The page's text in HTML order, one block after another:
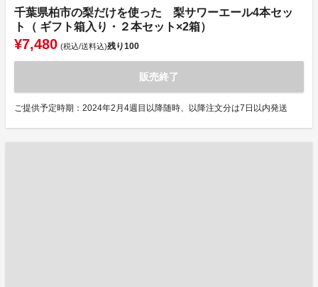
千葉県柏市の梨だけを使った 梨サワーエール4本セッ
ト（ ギフト箱入り・２本セット×2箱）
¥7,480 (税込/送料込)残り100
販売終了
ご提供予定時期：2024年2月4週目以降随時、以降注文分は7日以内発送